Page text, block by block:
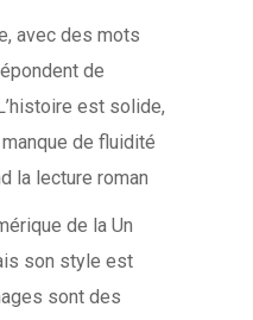
avec des mots
de
est solide,
de fluidité
la lecture roman
de la Un
son style est
sont des